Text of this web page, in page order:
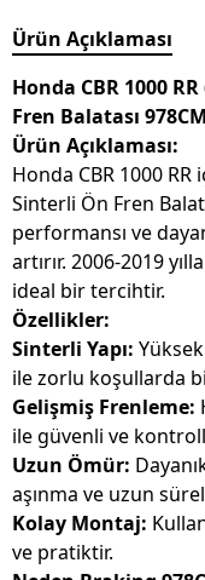
Ürün Açıklaması
Honda CBR 1000
Fren Balatası
Ürün Açıklaması:
Honda CBR 1000
Sinterli Ön Fren
performansı ve
artırır. 2006-2019
ideal bir tercihtir.
Özellikler:
Sinterli Yapı:
ile zorlu koşullarda
Gelişmiş Frenleme:
ile güvenli ve
Uzun Ömür:
aşınma ve uzun
Kolay Montaj:
ve pratiktir.